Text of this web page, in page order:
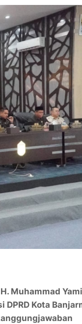
Muhammad
Kota